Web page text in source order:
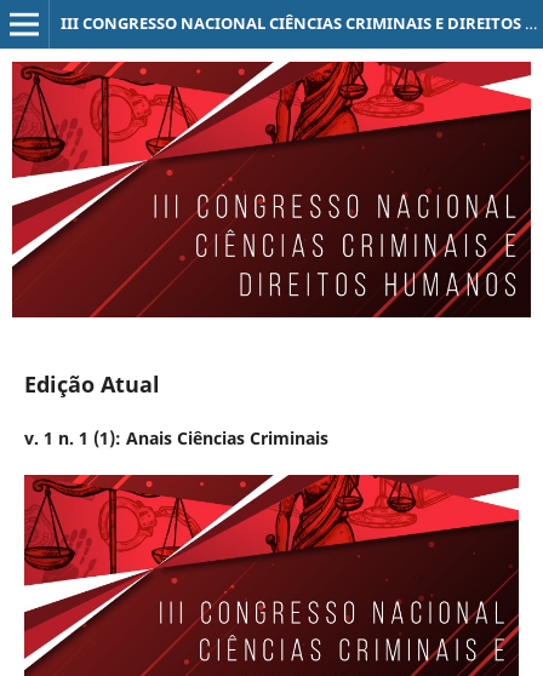
III CONGRESSO NACIONAL CIÊNCIAS CRIMINAIS E DIREITOS HUMANOS
Edição Atual
v. 1 n. 1 (1): Anais Ciências Criminais